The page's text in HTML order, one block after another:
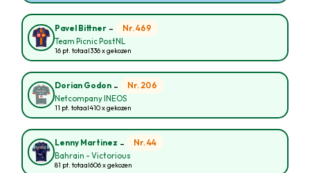
Pavel Bittner - Nr. 469
Team Picnic PostNL
16 pt. totaal336 x gekozen
Dorian Godon - Nr. 206
Netcompany INEOS
11 pt. totaal410 x gekozen
Lenny Martinez - Nr. 44
Bahrain - Victorious
81 pt. totaal606 x gekozen